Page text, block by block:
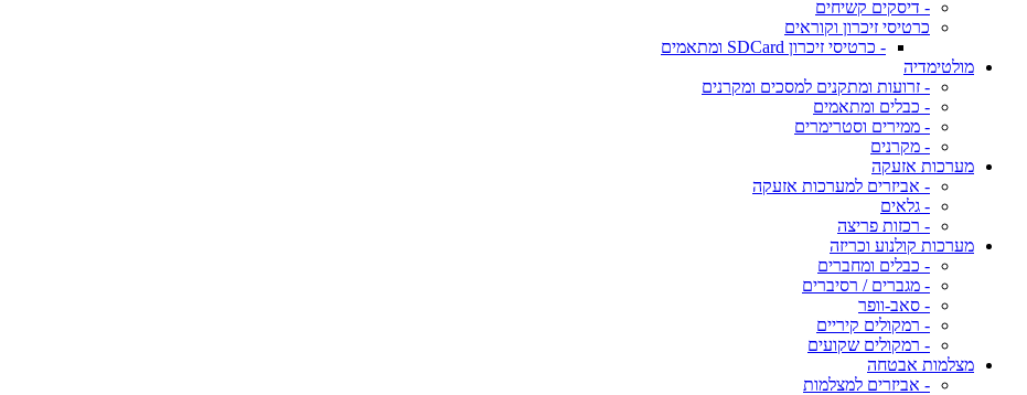
- דיסקים קשיחים
כרטיסי זיכרון וקוראים
- כרטיסי זיכרון SDCard ומתאמים
מולטימדיה
- זרועות ומתקנים למסכים ומקרנים
- כבלים ומתאמים
- ממירים וסטרימרים
- מקרנים
מערכות אזעקה
- אביזרים למערכות אזעקה
- גלאים
- רכזות פריצה
מערכות קולנוע וכריזה
- כבלים ומחברים
- מגברים / רסיברים
- סאב-וופר
- רמקולים קיריים
- רמקולים שקועים
מצלמות אבטחה
- אביזרים למצלמות